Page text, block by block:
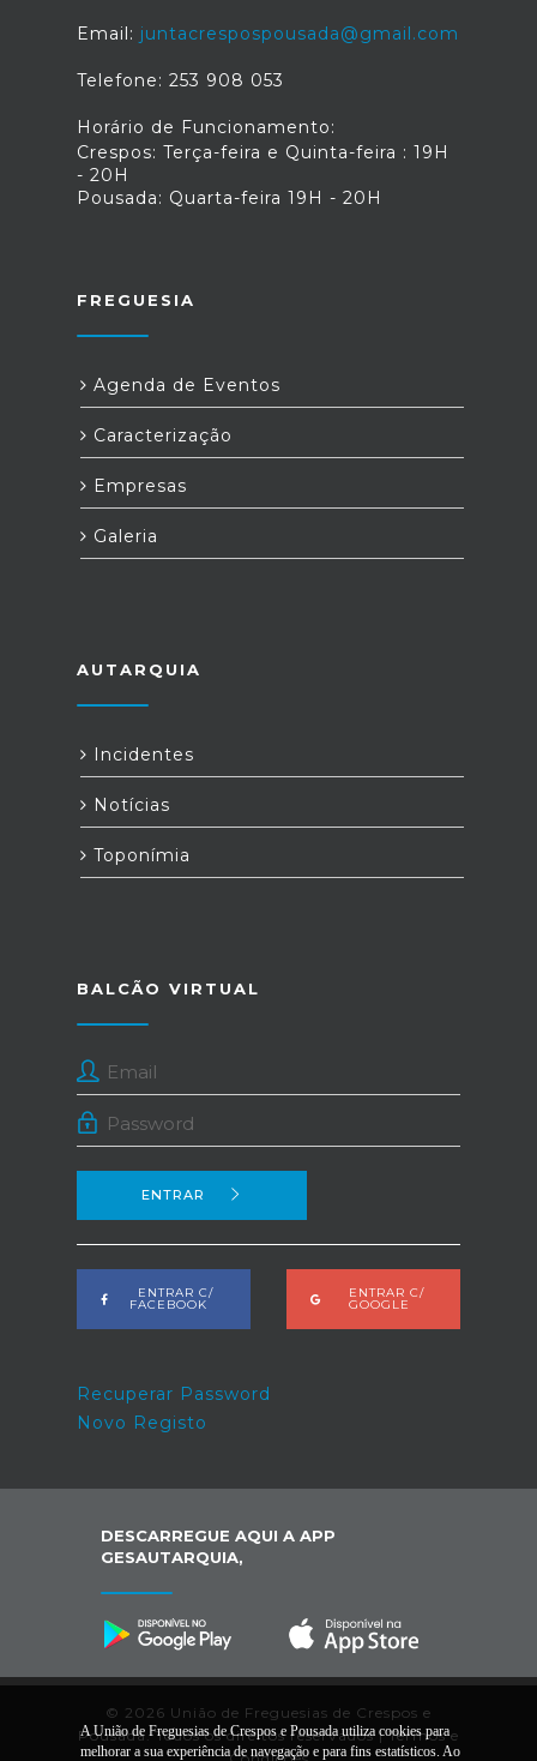
Email: juntacrespospousada@gmail.com
Telefone: 253 908 053
Horário de Funcionamento:
Crespos: Terça-feira e Quinta-feira : 19H
- 20H
Pousada: Quarta-feira 19H - 20H
FREGUESIA
Agenda de Eventos
Caracterização
Empresas
Galeria
AUTARQUIA
Incidentes
Notícias
Toponímia
BALCÃO VIRTUAL
ENTRAR
ENTRAR C/
FACEBOOK
ENTRAR C/
GOOGLE
Recuperar Password
Novo Registo
DESCARREGUE AQUI A APP
GESAUTARQUIA,
© 2026 União de Freguesias de Crespos e
Pousada. Todos os direitos reservados |Termos e
A União de Freguesias de Crespos e Pousada utiliza cookies para
melhorar a sua experiência de navegação e para fins estatísticos. Ao